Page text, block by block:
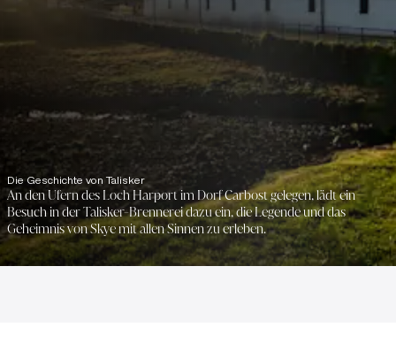
Die Geschichte von Talisker
An den Ufern des Loch Harport im Dorf Carbost gelegen, lädt ein
Besuch in der Talisker-Brennerei dazu ein, die Legende und das
Geheimnis von Skye mit allen Sinnen zu erleben.